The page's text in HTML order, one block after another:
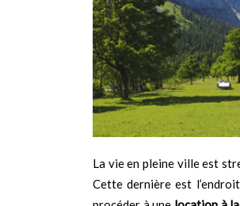
La vie en pleine ville est
Cette dernière est